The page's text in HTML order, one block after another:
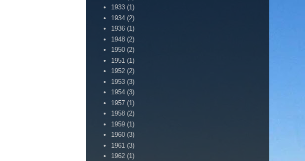
1933 (1)
1934 (2)
1936 (1)
1948 (2)
1950 (2)
1951 (1)
1952 (2)
1953 (3)
1954 (3)
1957 (1)
1958 (2)
1959 (1)
1960 (3)
1961 (3)
1962 (1)